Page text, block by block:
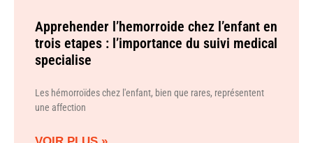
Apprehender l’hemorroide chez l’enfant en
trois etapes : l’importance du suivi medical
specialise
Les hémorroïdes chez l'enfant, bien que rares, représentent
une affection